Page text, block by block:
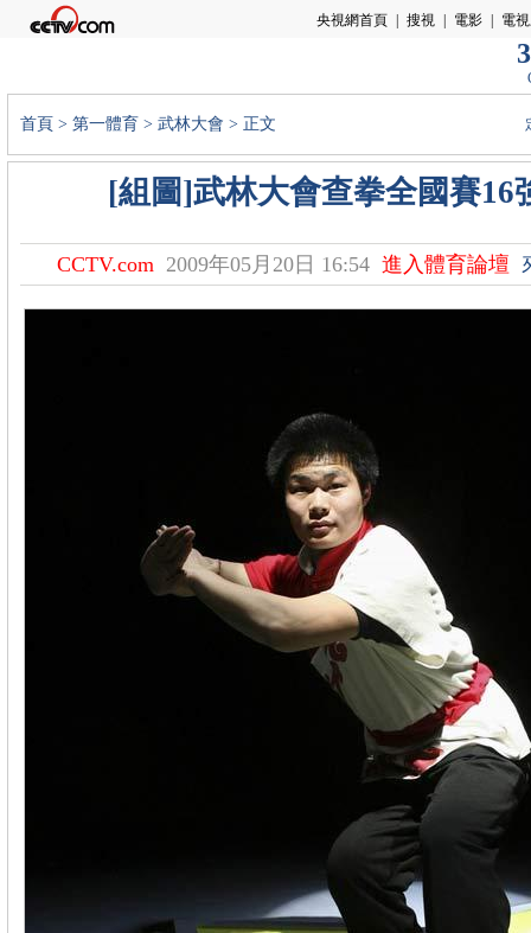
首頁 > 第一體育 > 武林大會 > 正文
[組圖]武林大會查拳全國賽16
CCTV.com 2009年05月20日 16:54 進入體育論壇